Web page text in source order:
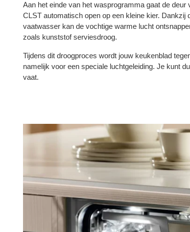
Aan het einde van het wasprogramma gaat de
CLST automatisch open op een kleine kier. Dankzij
vaatwasser kan de vochtige warme lucht
zoals kunststof serviesdroog.
Tijdens dit droogproces wordt jouw keukenblad
namelijk voor een speciale luchtgeleiding. Je kunt
vaat.